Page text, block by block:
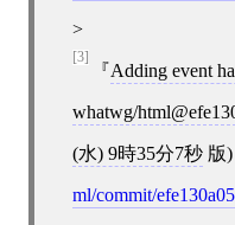
>
[3]
Adding event
whatwg/
(水) 9時35分7秒版)
ml/commit/